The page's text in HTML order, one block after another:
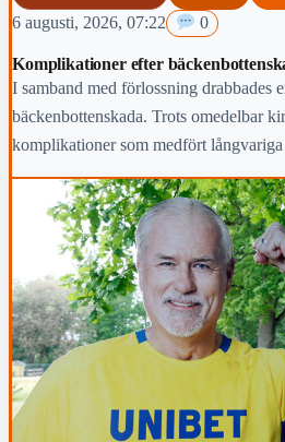
6 augusti, 2026, 07:22 0
Komplikationer efter
I samband med förlossning drabbades
bäckenbottenskada. Trots omedelbar
komplikationer som medfört långvariga
Region Jönköpings län anmäler